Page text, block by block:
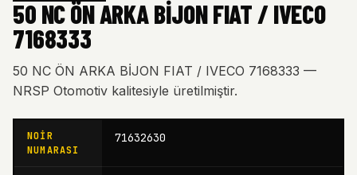
50 NC ÖN ARKA BİJON FIAT / IVECO
7168333
50 NC ÖN ARKA BİJON FIAT / IVECO 7168333 —
NRSP Otomotiv kalitesiyle üretilmiştir.
NOIR
NUMARASI
71632630